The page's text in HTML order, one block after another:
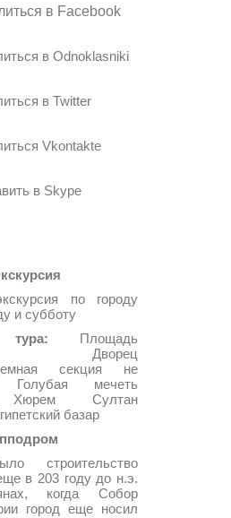
в Facebook
в Odnoklasniki
в Twitter
Vkontakte
в Skype
по городу
и субботу
Площадь
Дворец
секция не
Голубая мечеть
Хюрем Султан
базар
строительство
в 203 году до н.э.
когда Собор
город еще носил